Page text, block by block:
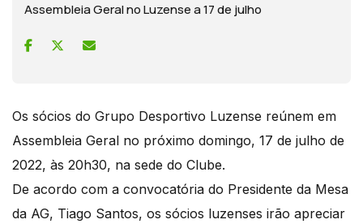
Assembleia Geral no Luzense a 17 de julho
Os sócios do Grupo Desportivo Luzense reúnem em
Assembleia Geral no próximo domingo, 17 de julho de
2022, às 20h30, na sede do Clube.
De acordo com a convocatória do Presidente da Mesa
da AG, Tiago Santos, os sócios luzenses irão apreciar